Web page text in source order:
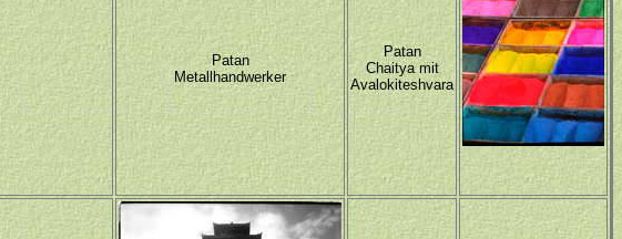
Patan
Metallhandwerker
Patan
Chaitya mit
Avalokiteshvara